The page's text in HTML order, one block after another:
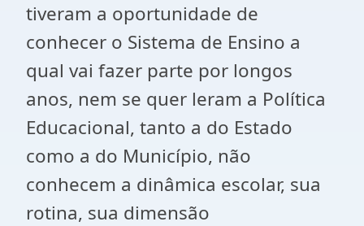
tiveram a oportunidade de
conhecer o Sistema de Ensino a
qual vai fazer parte por longos
anos, nem se quer leram a Política
Educacional, tanto a do Estado
como a do Município, não
conhecem a dinâmica escolar, sua
rotina, sua dimensão